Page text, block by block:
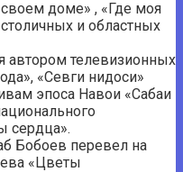
доме» , «Где моя
и областных
автором телевизионных
«Севги нидоси»
эпоса Навои «Сабаи
сердца».
Бобоев перевел на
«Цветы